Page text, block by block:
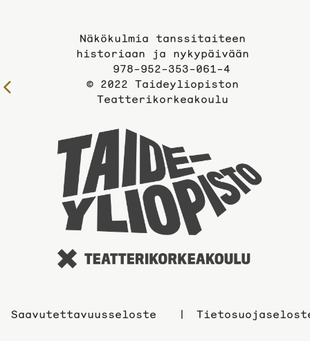
Edelliselle
Näkökulmia tanssitaiteen
historiaan ja nykypäivään
978-952-353-061-4
© 2022 Taideyliopiston
Teatterikorkeakoulu
Saavutettavuusseloste